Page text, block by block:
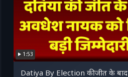
1:53
Datiya By Election की जीत के बाद